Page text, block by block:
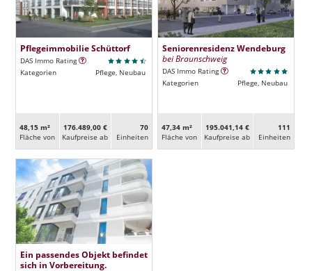
Pflegeimmobilie Schüttorf
DAS Immo Rating
Kategorien
Pflege, Neubau
48,15 m²
Fläche von
176.489,00 €
Kaufpreise ab
70
Ein­heiten
Seniorenresidenz Wendeburg
bei Braunschweig
DAS Immo Rating
Kategorien
Pflege, Neubau
47,34 m²
Fläche von
195.041,14 €
Kaufpreise ab
111
Ein­heiten
Ein passendes Objekt befindet
sich in Vorbereitung.